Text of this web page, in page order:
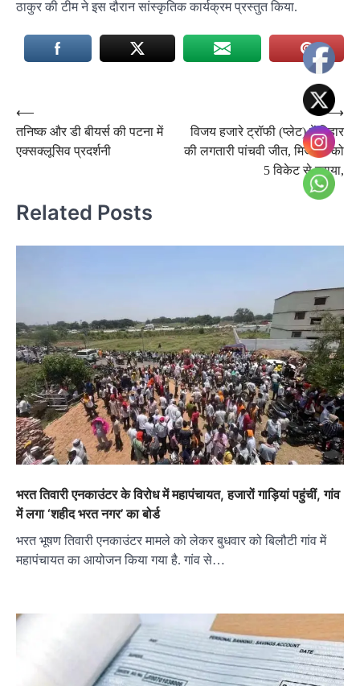
ठाकुर की टीम ने इस दौरान सांस्कृतिक कार्यक्रम प्रस्तुत किया.
Post
navigation
⟵
तनिष्क और डी बीयर्स की पटना में
एक्सक्लूसिव प्रदर्शनी
विजय हजारे ट्रॉफी (प्लेट) में बिहार
की लगतारी पांचवी जीत, मिजोरम को
5 विकेट से हराया,
⟶
Related Posts
भरत तिवारी एनकाउंटर के विरोध में महापंचायत, हजारों गाड़ियां पहुंचीं, गांव
में लगा ‘शहीद भरत नगर’ का बोर्ड
भरत भूषण तिवारी एनकाउंटर मामले को लेकर बुधवार को बिलौटी गांव में
महापंचायत का आयोजन किया गया है. गांव से…